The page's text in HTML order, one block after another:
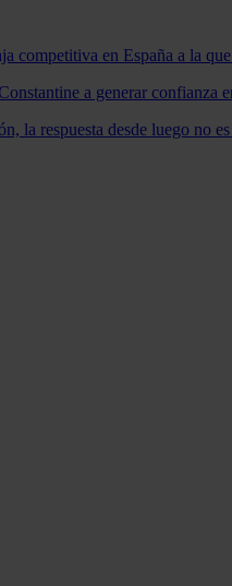
competitiva en España a la
a generar confianza
la respuesta desde luego no